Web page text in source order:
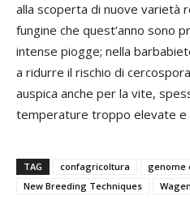
alla scoperta di nuove varietà
fungine che quest’anno sono
intense piogge; nella
a ridurre il rischio di
auspica anche per la vite,
temperature troppo elevate e
TAG confagricoltura genome
New Breeding Techniques